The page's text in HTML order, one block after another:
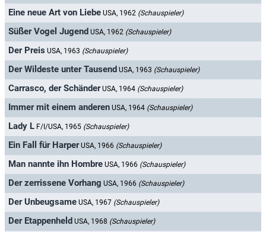
Eine neue Art von Liebe USA, 1962 (Schauspieler)
Süßer Vogel Jugend USA, 1962 (Schauspieler)
Der Preis USA, 1963 (Schauspieler)
Der Wildeste unter Tausend USA, 1963 (Schauspieler)
Carrasco, der Schänder USA, 1964 (Schauspieler)
Immer mit einem anderen USA, 1964 (Schauspieler)
Lady L F/I/USA, 1965 (Schauspieler)
Ein Fall für Harper USA, 1966 (Schauspieler)
Man nannte ihn Hombre USA, 1966 (Schauspieler)
Der zerrissene Vorhang USA, 1966 (Schauspieler)
Der Unbeugsame USA, 1967 (Schauspieler)
Der Etappenheld USA, 1968 (Schauspieler)